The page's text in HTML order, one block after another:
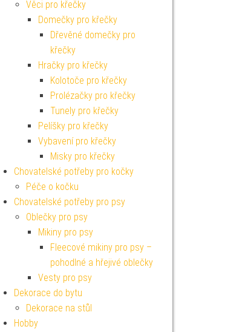
Věci pro křečky
Domečky pro křečky
Dřevěné domečky pro
křečky
Hračky pro křečky
Kolotoče pro křečky
Prolézačky pro křečky
Tunely pro křečky
Pelíšky pro křečky
Vybavení pro křečky
Misky pro křečky
Chovatelské potřeby pro kočky
Péče o kočku
Chovatelské potřeby pro psy
Oblečky pro psy
Mikiny pro psy
Fleecové mikiny pro psy –
pohodlné a hřejivé oblečky
Vesty pro psy
Dekorace do bytu
Dekorace na stůl
Hobby